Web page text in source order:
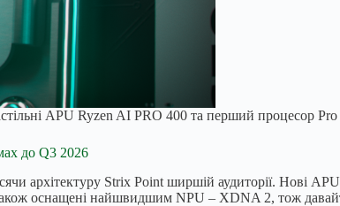
APU Ryzen AI PRO 400 та перший процесор
до Q3 2026
архітектуру Strix Point ширшій аудиторії. Нові
оснащені найшвидшим NPU – XDNA 2, тож